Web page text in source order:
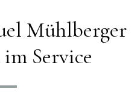
Mühlberger
Service